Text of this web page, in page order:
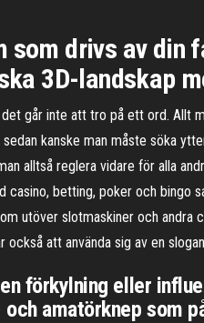
drivs av din
3D-landskap
går inte att tro på ett ord. Allt
kanske man måste söka
alltså reglera vidare för alla
betting, poker och bingo
utöver slotmaskiner och andra
att använda sig av en
förkylning eller
amatörknep som